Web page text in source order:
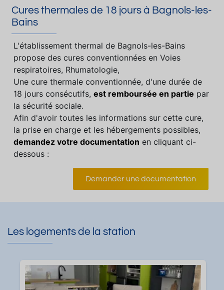
Cures thermales de 18 jours à Bagnols-les-
Bains
L'établissement thermal de Bagnols-les-Bains
propose des cures conventionnées en Voies
respiratoires, Rhumatologie,
Une cure thermale conventionnée, d'une durée de
18 jours consécutifs, est remboursée en partie par
la sécurité sociale.
Afin d'avoir toutes les informations sur cette cure,
la prise en charge et les hébergements possibles,
demandez votre documentation en cliquant ci-
dessous :
Demander une documentation
Les logements de la station